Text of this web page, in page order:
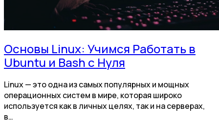
Основы Linux: Учимся Работать в
Ubuntu и Bash с Нуля
Linux — это одна из самых популярных и мощных
операционных систем в мире, которая широко
используется как в личных целях, так и на серверах,
в…